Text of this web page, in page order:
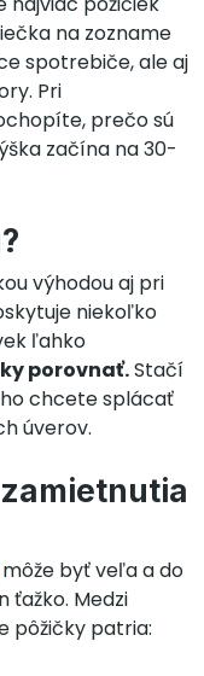
na zozname
spotrebiče, ale aj
Pri
prečo sú
začína na 30-
výhodou aj pri
niekoľko
ľahko
porovnať.Stačí
chcete splácať
úverov.
môže byť veľa a do
ťažko. Medzi
pôžičky patria: